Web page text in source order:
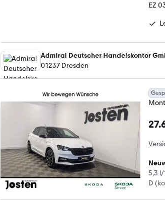
EZ
Admiral Deutscher Handelskontor
01237 Dresden
5,3
D